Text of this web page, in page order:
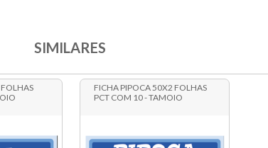
SIMILARES
FICHA PIPOCA 50X2 FOLHAS
PCT COM 10 - TAMOIO